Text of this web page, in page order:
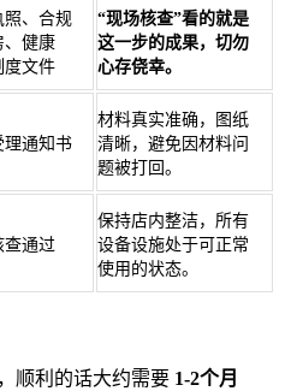
照、合规
、健康
度文件
“现场核查”看的就是
这一步的成果，切勿
心存侥幸。
理通知书
材料真实准确，图纸
清晰，避免因材料问
题被打回。
查通过
保持店内整洁，所有
设备设施处于可正常
使用的状态。
顺利的话大约需要 1-2个月